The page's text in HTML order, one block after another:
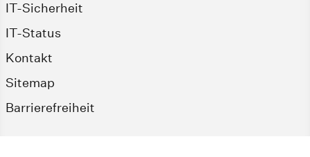
IT-Sicherheit
IT-Status
Kontakt
Sitemap
Barrierefreiheit